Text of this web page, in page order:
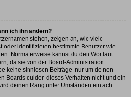
ich ihn ändern?
stehen, zeigen an, wie viele
oder identifizieren bestimmte Benutzer wie
Normalerweise kannst du den Wortlaut
da sie von der Board-Administration
keine sinnlosen Beiträge, nur um deinen
Boards dulden dieses Verhalten nicht und ein
deinen Rang unter Umständen einfach